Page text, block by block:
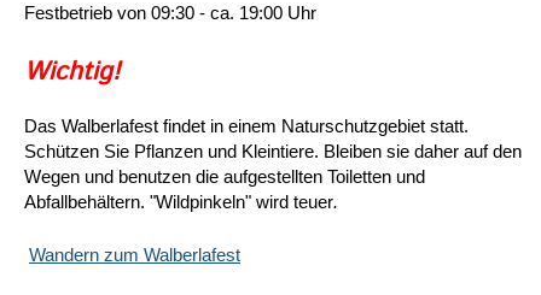
Festbetrieb von 09:30 - ca. 19:00 Uhr
Wichtig!
Das Walberlafest findet in einem Naturschutzgebiet statt.
Schützen Sie Pflanzen und Kleintiere. Bleiben sie daher auf den
Wegen und benutzen die aufgestellten Toiletten und
Abfallbehältern. "Wildpinkeln" wird teuer.
Wandern zum Walberlafest